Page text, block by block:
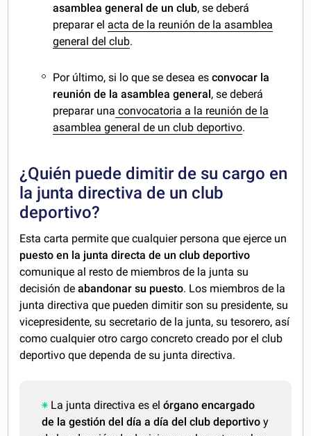
asamblea general de un club, se deberá
preparar el acta de la reunión de la asamblea
general del club.
Por último, si lo que se desea esconvocar la
reunión de la asamblea general , se deberá
preparar una convocatoria a la reunión de la
asamblea general de un club deportivo.
¿Quién puede dimitir de su cargo en
la junta directiva de un club
deportivo?
Esta carta permite que cualquier persona que ejerce un
puesto en la junta directa de un club deportivo
comunique al resto de miembros de la junta su
decisión deabandonar su puesto. Los miembros de la
junta directiva que pueden dimitir son su presidente, su
vicepresidente, su secretario de la junta, su tesorero, así
como cualquier otro cargo concreto creado por el club
deportivo que dependa de su junta directiva.
La junta directiva es elórgano encargado
de la gestión del día a día del club deportivo y